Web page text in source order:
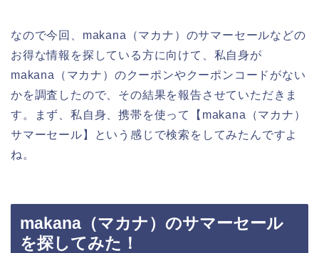
なので今回、makana（マカナ）のサマーセールなどの
お得な情報を探している方に向けて、私自身が
makana（マカナ）のクーポンやクーポンコードがない
かを調査したので、その結果を報告させていただきま
す。まず、私自身、携帯を使って【makana（マカナ）
サマーセール】という感じで検索をしてみたんですよ
ね。
makana（マカナ）のサマーセール
を探してみた！